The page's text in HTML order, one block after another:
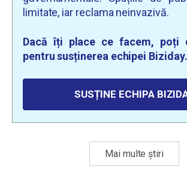
limitate, iar reclama neinvazivă.
Dacă îți place ce facem, poți
pentru susținerea echipei Biziday.
SUSȚINE ECHIPA
Mai multe știri